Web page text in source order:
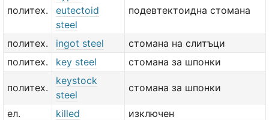
политех.
eutectoid
steel
подевтектоидна стомана
политех. ingot steel
стомана на слитъци
политех.
key steel стомана за шпонки
политех.
keystock
steel
стомана за шпонки
ел. killed
изключен